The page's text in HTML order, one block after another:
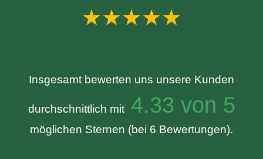
★★★★★
Insgesamt bewerten uns unsere Kunden
durchschnittlich mit4.33 von 5
möglichen Sternen (bei 6 Bewertungen).